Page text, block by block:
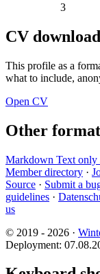
3
CV download
This profile as a
what to include,
Open CV
Other
Markdown Text only
Member directory ·
Source · Submit a
guidelines ·
us
© 2019 - 2026 ·
Deployment: